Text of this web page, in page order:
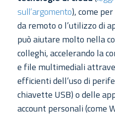
sull’argomento), come
da remoto o l’utilizzo di
può aiutare molto nella
colleghi, accelerando la
e file multimediali
efficienti dell’uso di
chiavette USB) o delle
account personali (come